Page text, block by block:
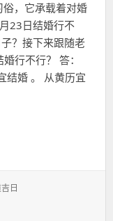
俗，它承载着对婚
23日结婚行不
？接下来跟随老
行不行？ 答：
结婚 。 从黄历宜
行不行？2023年11
日